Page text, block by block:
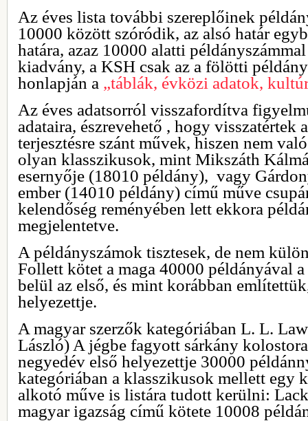
Az éves lista további szereplőinek
10000 között szóródik, az alsó határ
határa, azaz 10000 alatti
kiadvány, a KSH csak az a fölötti
honlapján a „táblák, évközi adatok,
Az éves adatsorról visszafordítva
adataira, észrevehető , hogy visszatértek
terjesztésre szánt művek, hiszen nem
olyan klasszikusok, mint Mikszáth
esernyője (18010 példány), vagy
ember (14010 példány) című műve
kelendőség reményében lett ekkora
megjelentetve.
A példányszámok tisztesek, de nem
Follett kötet a maga 40000 példányával
belül az első, és mint korábban
helyezettje.
A magyar szerzők kategóriában L. L.
László) A jégbe fagyott sárkány
negyedév első helyezettje 30000
kategóriában a klasszikusok mellett egy
alkotó műve is listára tudott kerülni:
magyar igazság című kötete 10008